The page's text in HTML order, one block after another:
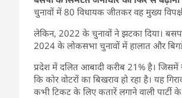
चुनावों में 80 विधायक जीतकर वह मुख्य
लेकिन, 2022 के चुनावों ने झटका दिया।
2024 के लोकसभा चुनावों में हालात और
प्रदेश में दलित आबादी करीब 21% है।
कि कोर वोटरों का बिखराव हो रहा है। यह
कभी टिकट के लिए कतारें लगाने वाली